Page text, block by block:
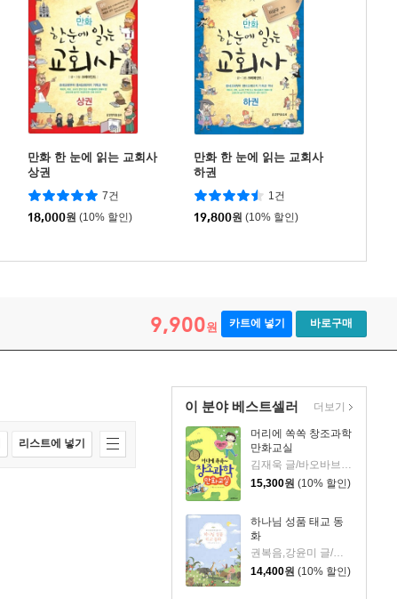
만화 한 눈에 읽는 교회사
상권
7건
18,000원 (10% 할인)
만화 한 눈에 읽는 교회사
하권
1건
19,800원 (10% 할인)
9,900원 카트에 넣기 바로구매
이 분야 베스트셀러
머리에 쏙쏙 창조과학
만화교실
김재욱 글/바오바브 그림
15,300원 (10% 할인)
하나님 성품 태교 동
화
14,400원 (10% 할인)
더보기
리스트에 넣기